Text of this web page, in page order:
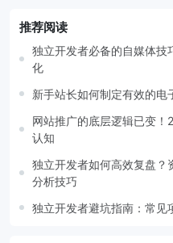
推荐阅读
独立开发者必备的自媒体技
化
新手站长如何制定有效的电
网站推广的底层逻辑已变
认知
独立开发者如何高效复盘
分析技巧
独立开发者避坑指南：常见